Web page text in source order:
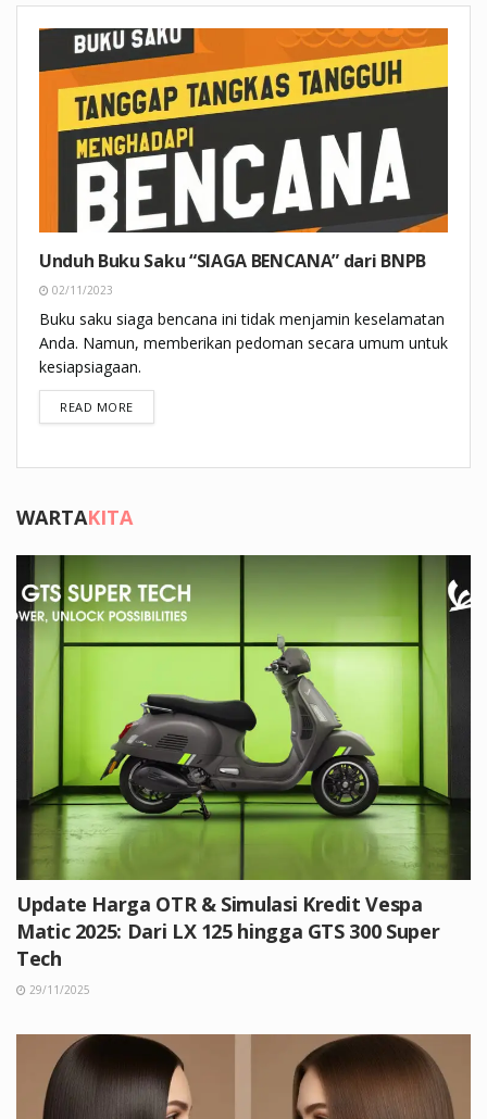
Unduh Buku Saku “SIAGA BENCANA” dari BNPB
02/11/2023
Buku saku siaga bencana ini tidak menjamin keselamatan
Anda. Namun, memberikan pedoman secara umum untuk
kesiapsiagaan.
READ MOREDETAILS
WARTAKITA
Update Harga OTR & Simulasi Kredit Vespa
Matic 2025: Dari LX 125 hingga GTS 300 Super
Tech
29/11/2025